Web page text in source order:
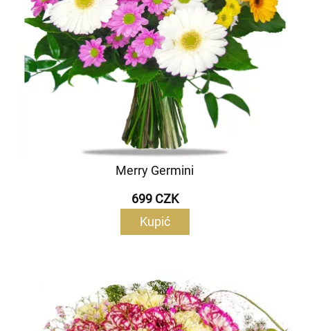
Merry Germini
699 CZK
Kupić